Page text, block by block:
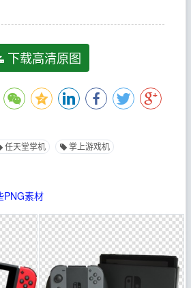
下载高清原图
任天堂掌机 掌上游戏机
PNG素材